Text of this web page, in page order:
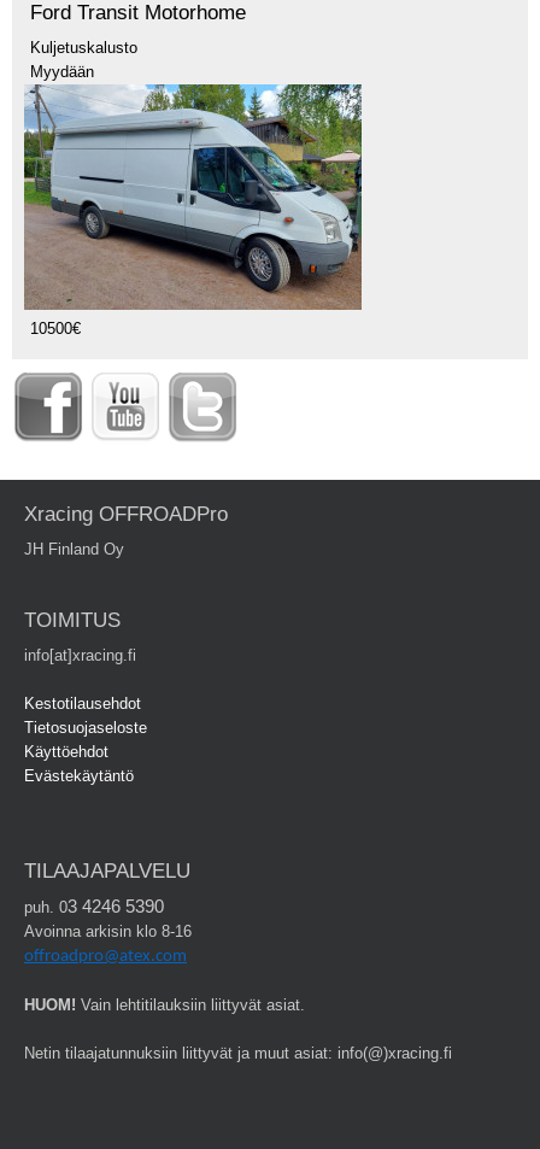
Ford Transit Motorhome
Kuljetuskalusto
Myydään
10500€
Xracing OFFROADPro
JH Finland Oy
TOIMITUS
info[at]xracing.fi
Kestotilausehdot
Tietosuojaseloste
Käyttöehdot
Evästekäytäntö
TILAAJAPALVELU
puh. 03 4246 5390
Avoinna arkisin klo 8-16
offroadpro@atex.com
HUOM! Vain lehtitilauksiin liittyvät asiat.
Netin tilaajatunnuksiin liittyvät ja muut asiat: info(@)xracing.fi